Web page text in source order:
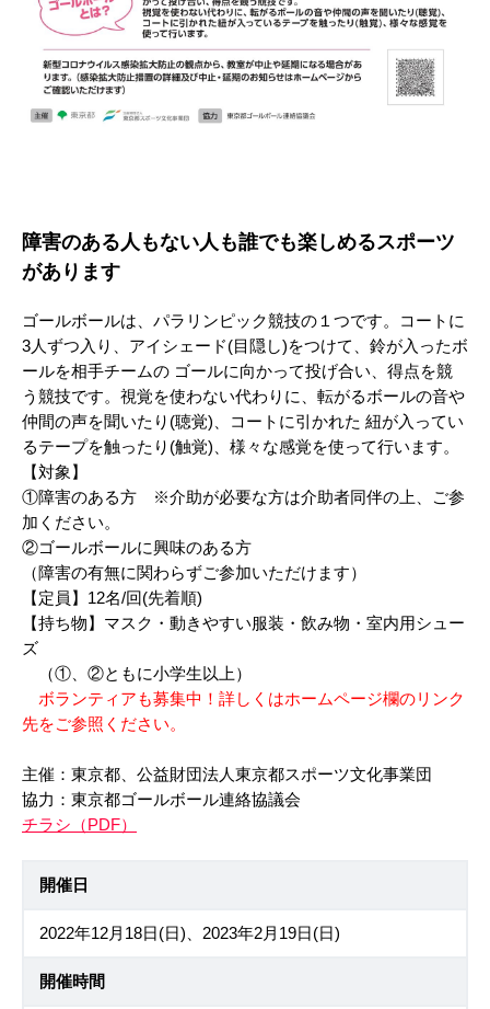
障害のある人もない人も誰でも楽しめるスポーツ
があります
ゴールボールは、パラリンピック競技の１つです。コートに
3人ずつ入り、アイシェード(目隠し)をつけて、鈴が入ったボ
ールを相手チームの ゴールに向かって投げ合い、得点を競
う競技です。視覚を使わない代わりに、転がるボールの音や
仲間の声を聞いたり(聴覚)、コートに引かれた 紐が入ってい
るテープを触ったり(触覚)、様々な感覚を使って行います。
【対象】
①障害のある方 ※介助が必要な方は介助者同伴の上、ご参
加ください。
②ゴールボールに興味のある方
（障害の有無に関わらずご参加いただけます）
【定員】12名/回(先着順)
【持ち物】マスク・動きやすい服装・飲み物・室内用シュー
ズ
（①、②ともに小学生以上）
ボランティアも募集中！詳しくはホームページ欄のリンク
先をご参照ください。
主催：東京都、公益財団法人東京都スポーツ文化事業団
協力：東京都ゴールボール連絡協議会
チラシ（PDF）
開催日
2022年12月18日(日)、2023年2月19日(日)
開催時間